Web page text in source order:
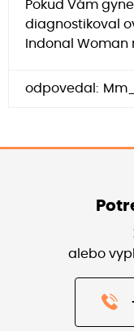
Pokud Vám
diagnostikoval
Indonal Woman
odpovedal:
alebo